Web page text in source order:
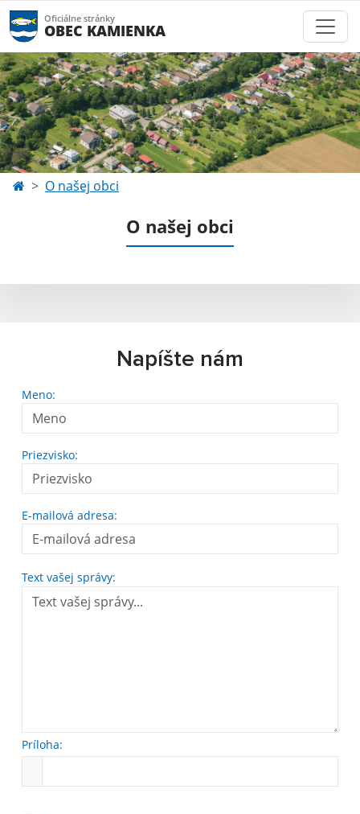
Oficiálne stránky
OBEC KAMIENKA
O našej obci
O našej obci
Napíšte nám
Meno:
Priezvisko:
E-mailová adresa:
Text vašej správy:
Príloha: